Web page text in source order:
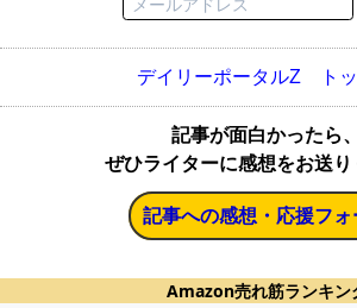
デイリーポータルZ ト
記事が面白かったら、
ぜひライターに感想をお送り
記事への感想・応援フォ
Amazon売れ筋ランキン